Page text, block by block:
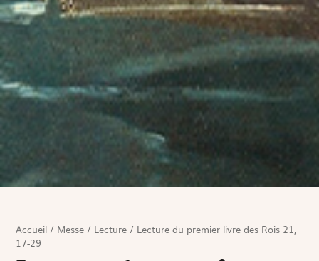
Accueil / Messe / Lecture / Lecture du premier livre des Rois 21,
17-29